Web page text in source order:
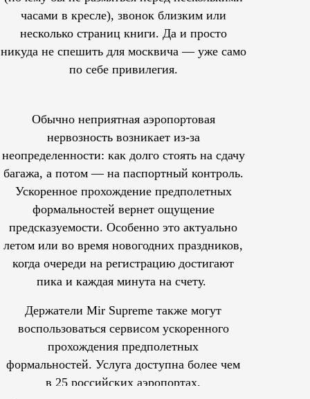
часами в кресле), звонок близким или
несколько страниц книги. Да и просто
никуда не спешить для москвича — уже само
по себе привилегия.
Обычно неприятная аэропортовая
нервозность возникает из-за
неопределенности: как долго стоять на сдачу
багажа, а потом — на паспортный контроль.
Ускоренное прохождение предполетных
формальностей вернет ощущение
предсказуемости. Особенно это актуально
летом или во время новогодних праздников,
когда очереди на регистрацию достигают
пика и каждая минута на счету.
Держатели Mir Supreme также могут
воспользоваться сервисом ускоренного
прохождения предполетных
формальностей. Услуга доступна более чем
в 25 российских аэропортах.